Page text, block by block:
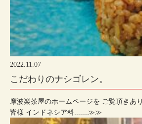
2022.11.07
こだわりのナシゴレン。
摩波楽茶屋のホームページを ご覧頂きあ
皆様 インドネシア料.......≫≫